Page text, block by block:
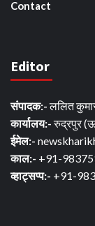
Contact
Editor
संपादक:-ललित कुमार
कार्यालय:-रुद्रपुर
ईमेल:-
काल:- +91-
व्हाट्सप्प:- +91-